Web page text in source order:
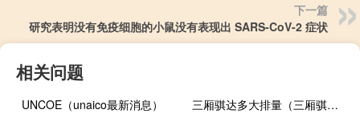
下一篇
研究表明没有免疫细胞的小鼠没有表现出 SARS-CoV-2 症状
相关问题
UNCOE（unaico最新消息）
三厢骐达多大排量（三厢骐达）